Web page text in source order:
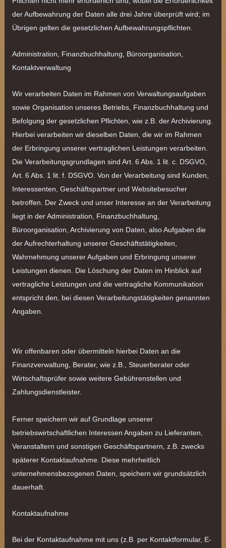
der Aufbewahrung der Daten alle drei Jahre überprüft wird; im
Übrigen gelten die gesetzlichen Aufbewahrungspflichten.
Administration, Finanzbuchhaltung, Büroorganisation,
Kontaktverwaltung
Wir verarbeiten Daten im Rahmen von Verwaltungsaufgaben
sowie Organisation unseres Betriebs, Finanzbuchhaltung und
Befolgung der gesetzlichen Pflichten, wie z.B. der Archivierung.
Hierbei verarbeiten wir dieselben Daten, die wir im Rahmen
der Erbringung unserer vertraglichen Leistungen verarbeiten.
Die Verarbeitungsgrundlagen sind Art. 6 Abs. 1 lit. c. DSGVO,
Art. 6 Abs. 1 lit. f. DSGVO. Von der Verarbeitung sind Kunden,
Interessenten, Geschäftspartner und Websitebesucher
betroffen. Der Zweck und unser Interesse an der Verarbeitung
liegt in der Administration, Finanzbuchhaltung,
Büroorganisation, Archivierung von Daten, also Aufgaben die
der Aufrechterhaltung unserer Geschäftstätigkeiten,
Wahrnehmung unserer Aufgaben und Erbringung unserer
Leistungen dienen. Die Löschung der Daten im Hinblick auf
vertragliche Leistungen und die vertragliche Kommunikation
entspricht den, bei diesen Verarbeitungstätigkeiten genannten
Angaben.
Wir offenbaren oder übermitteln hierbei Daten an die
Finanzverwaltung, Berater, wie z.B., Steuerberater oder
Wirtschaftsprüfer sowie weitere Gebührenstellen und
Zahlungsdienstleister.
Ferner speichern wir auf Grundlage unserer
betriebswirtschaftlichen Interessen Angaben zu Lieferanten,
Veranstaltern und sonstigen Geschäftspartnern, z.B. zwecks
späterer Kontaktaufnahme. Diese mehrheitlich
unternehmensbezogenen Daten, speichern wir grundsätzlich
dauerhaft.
Kontaktaufnahme
Bei der Kontaktaufnahme mit uns (z.B. per Kontaktformular, E-